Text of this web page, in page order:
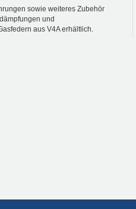
sowie weiteres Zubehör
und
aus V4A erhältlich.